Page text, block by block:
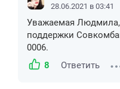
28.06.2021 в 03:41
Уважаемая Людмила,
поддержки
0006.
8
Ответить